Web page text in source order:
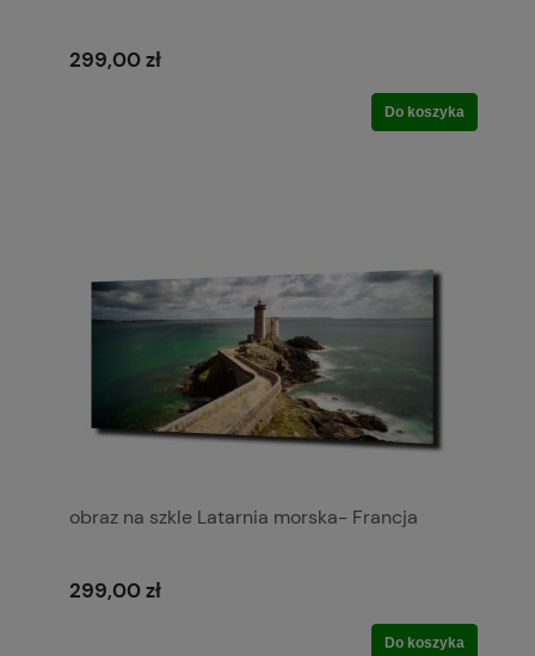
299,00 zł
Do koszyka
obraz na szkle Latarnia morska- Francja
299,00 zł
Do koszyka